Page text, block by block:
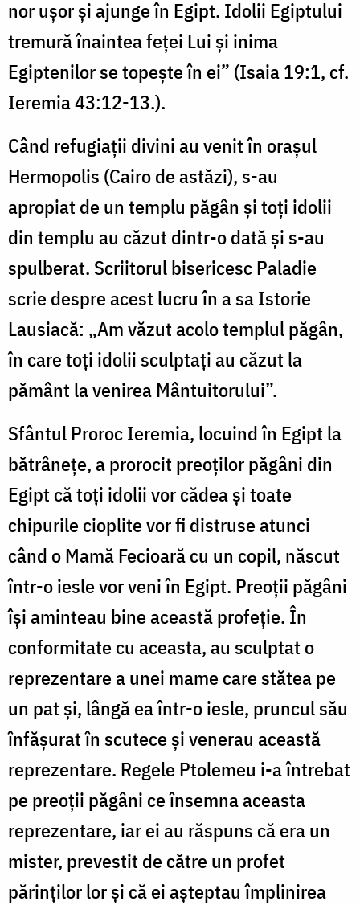
nor uşor şi ajunge în Egipt. Idolii Egiptului
tremură înaintea feţei Lui şi inima
Egiptenilor se topeşte în ei” (Isaia 19:1, cf.
Ieremia 43:12-13.).
Când refugiații divini au venit în orașul
Hermopolis (Cairo de astăzi), s-au
apropiat de un templu păgân și toți idolii
din templu au căzut dintr-o dată și s-au
spulberat. Scriitorul bisericesc Paladie
scrie despre acest lucru în a sa Istorie
Lausiacă: „Am văzut acolo templul păgân,
în care toți idolii sculptați au căzut la
pământ la venirea Mântuitorului”.
Sfântul Proroc Ieremia, locuind în Egipt la
bătrânețe, a prorocit preoților păgâni din
Egipt că toți idolii vor cădea și toate
chipurile cioplite vor fi distruse atunci
când o Mamă Fecioară cu un copil, născut
într-o iesle vor veni în Egipt. Preoții păgâni
își aminteau bine această profeție. În
conformitate cu aceasta, au sculptat o
reprezentare a unei mame care stătea pe
un pat și, lângă ea într-o iesle, pruncul său
înfășurat în scutece și venerau această
reprezentare. Regele Ptolemeu i-a întrebat
pe preoții păgâni ce însemna aceasta
reprezentare, iar ei au răspuns că era un
mister, prevestit de către un profet
părinților lor și că ei așteptau împlinirea